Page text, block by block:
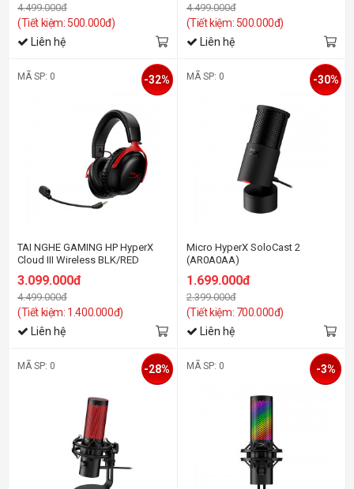
4.499.000đ
(Tiết kiệm: 500.000đ)
Liên hệ
4.499.000đ
(Tiết kiệm: 500.000đ)
Liên hệ
MÃ SP: 0
TAI NGHE GAMING HP HyperX
Cloud III Wireless BLK/RED
GAM_77Z46AA
3.099.000đ
4.499.000đ
(Tiết kiệm: 1.400.000đ)
-32%
Liên hệ
MÃ SP: 0
Micro HyperX SoloCast 2
(AR0A0AA)
1.699.000đ
2.399.000đ
(Tiết kiệm: 700.000đ)
-30%
Liên hệ
MÃ SP: 0 -28% MÃ SP: 0 -3%